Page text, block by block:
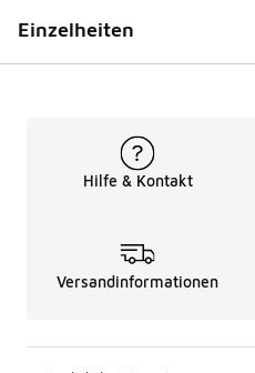
Einzelheiten
Hilfe & Kontakt
Versandinformationen